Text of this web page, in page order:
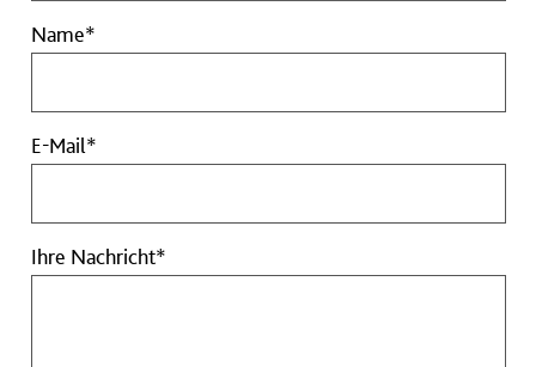
Name*
Pflichtfeld
E-Mail*
Mail
Ihre Nachricht*
Nachricht